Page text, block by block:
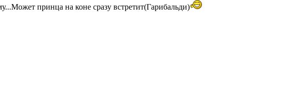
принца на коне сразу встретит(Гарибальди)